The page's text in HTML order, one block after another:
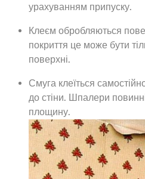
урахуванням припуску.
Клеєм обробляються
покриття це може бути
поверхні.
Смуга клеїться
до стіни. Шпалери
площину.